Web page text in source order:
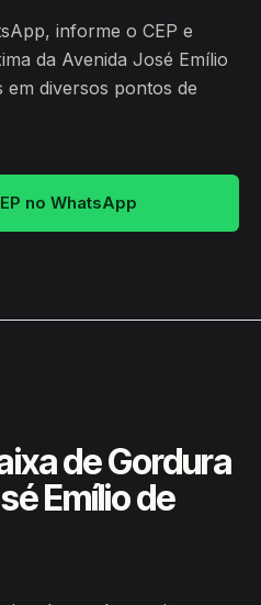
informe o CEP e
da Avenida José Emílio
em diversos pontos de
no WhatsApp
de Gordura
Emílio de